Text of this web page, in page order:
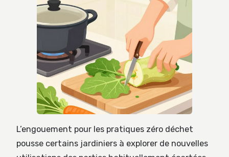
L’engouement pour les pratiques zéro déchet
pousse certains jardiniers à explorer de nouvelles